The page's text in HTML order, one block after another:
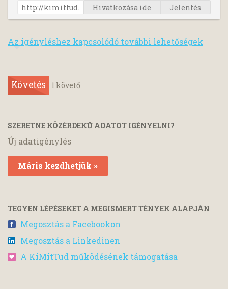
Hivatkozása ide Jelentés
Az igényléshez kapcsolódó további lehetőségek
Követés 1 követő
SZERETNE KÖZÉRDEKŰ ADATOT IGÉNYELNI?
Új adatigénylés
Máris kezdhetjük »
TEGYEN LÉPÉSEKET A MEGISMERT TÉNYEK ALAPJÁN
Megosztás a Facebookon
Megosztás a Linkedinen
A KiMitTud működésének támogatása